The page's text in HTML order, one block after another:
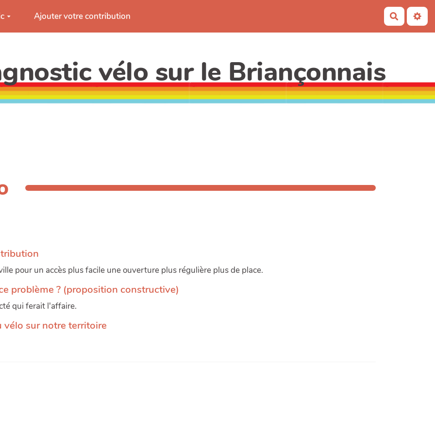
Ajouter votre contribution
vélo sur le Briançonnais
pour un accès plus facile une ouverture plus régulière plus de place.
problème ? (proposition constructive)
qui ferait l'affaire.
sur notre territoire